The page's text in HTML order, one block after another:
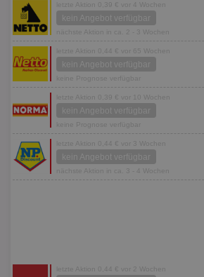
letzte Aktion 0,39 € vor 4 Wochen
kein Angebot verfügbar
nächste Aktion in ca. 2 - 3 Wochen
letzte Aktion 0,44 € vor 65 Wochen
kein Angebot verfügbar
keine Prognose verfügbar
letzte Aktion 0,39 € vor 10 Wochen
kein Angebot verfügbar
keine Prognose verfügbar
letzte Aktion 0,44 € vor 3 Wochen
kein Angebot verfügbar
nächste Aktion in ca. 3 - 4 Wochen
letzte Aktion 0,44 € vor 2 Wochen